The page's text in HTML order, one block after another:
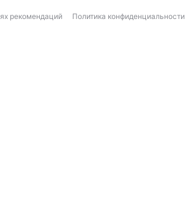
рекомендаций Политика конфиденциальности